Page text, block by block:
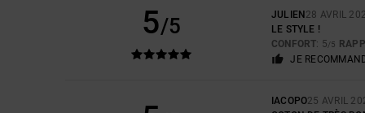
5/5 JULIEN 28 AVRIL
LE STYLE !
CONFORT: 5/5
JE
IACOPO25 AVRIL